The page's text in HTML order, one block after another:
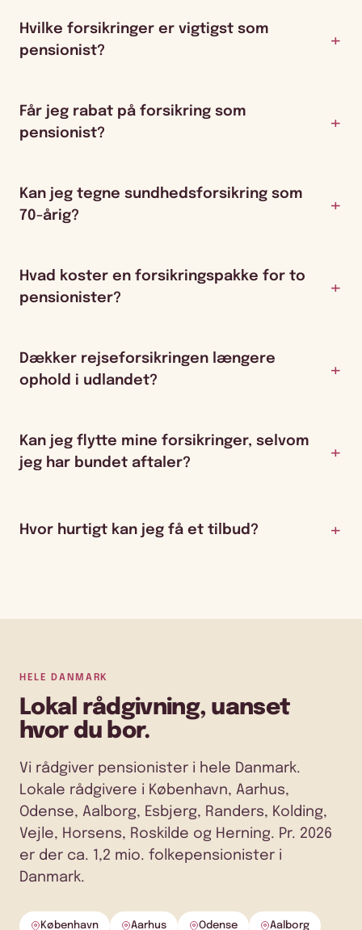
Hvilke forsikringer er vigtigst som
pensionist?
Får jeg rabat på forsikring som
pensionist?
Kan jeg tegne sundhedsforsikring som
70-årig?
Hvad koster en forsikringspakke for to
pensionister?
Dækker rejseforsikringen længere
ophold i udlandet?
Kan jeg flytte mine forsikringer, selvom
jeg har bundet aftaler?
Hvor hurtigt kan jeg få et tilbud?
HELE DANMARK
Lokal rådgivning, uanset
hvor du bor.
Vi rådgiver pensionister i hele Danmark.
Lokale rådgivere i København, Aarhus,
Odense, Aalborg, Esbjerg, Randers, Kolding,
Vejle, Horsens, Roskilde og Herning. Pr. 2026
er der ca. 1,2 mio. folkepensionister i
Danmark.
København Aarhus Odense Aalborg